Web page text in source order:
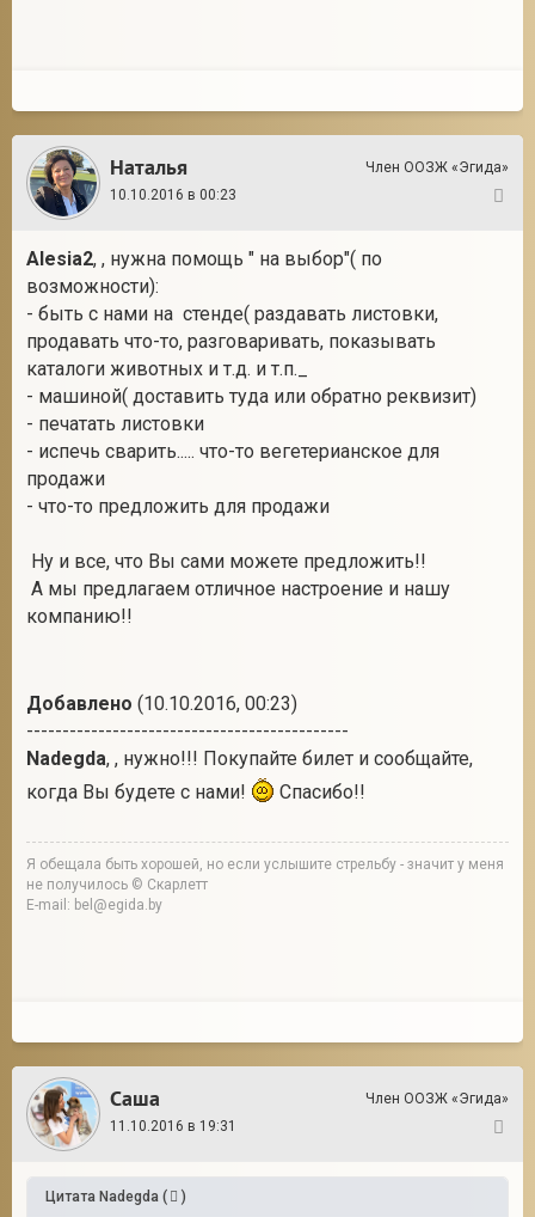
Наталья
Член ООЗЖ «Эгида»
10.10.2016 в 00:23
Alesia2, , нужна помощь " на выбор"( по
возможности):
- быть с нами на стенде( раздавать листовки,
продавать что-то, разговаривать, показывать
каталоги животных и т.д. и т.п._
- машиной( доставить туда или обратно реквизит)
- печатать листовки
- испечь сварить..... что-то вегетерианское для
продажи
- что-то предложить для продажи
Ну и все, что Вы сами можете предложить!!
А мы предлагаем отличное настроение и нашу
компанию!!
Добавлено (10.10.2016, 00:23)
---------------------------------------------
Nadegda, , нужно!!! Покупайте билет и сообщайте,
когда Вы будете с нами!
Спасибо!!
Я обещала быть хорошей, но если услышите стрельбу - значит у меня
не получилось © Скарлетт
E-mail: bel@egida.by
Саша
Член ООЗЖ «Эгида»
11.10.2016 в 19:31
Цитата Nadegda ( )